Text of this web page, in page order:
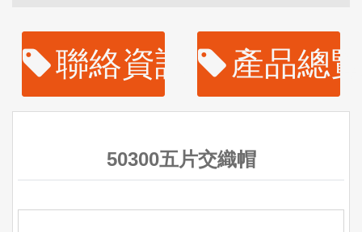
聯絡資訊 產品總
50300五片交織帽